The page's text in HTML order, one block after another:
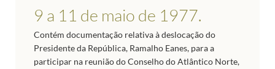
9 a 11 de maio de 1977.
Contém documentação relativa à deslocação do
Presidente da República, Ramalho Eanes, para a
participar na reunião do Conselho do Atlântico Norte,